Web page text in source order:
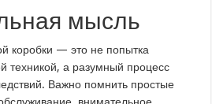
мысль
коробки — это не попытка
техникой, а разумный процесс
Важно помнить простые
внимательное